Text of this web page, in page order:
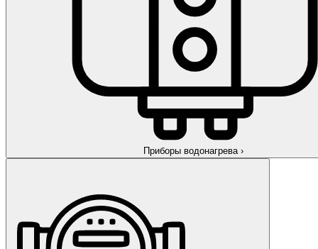
Приборы водонагрева ›